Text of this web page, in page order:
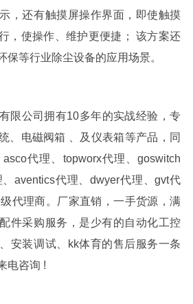
，还有触摸屏操作界面，即使触摸
，使操作、维护更便捷； 该方案还
保等行业除尘设备的应用场景。
限公司拥有10多年的实战经验，专
、电磁阀箱
及仪表箱等产品，同
asco代理、 topworx代理、goswitch
、aventics代理、dwyer代理、gvt代
代理商。厂家直销，一手货源，满
件采购服务，是少有的自动化工控
安装调试、kk体育的售后服务一条
电咨询 !